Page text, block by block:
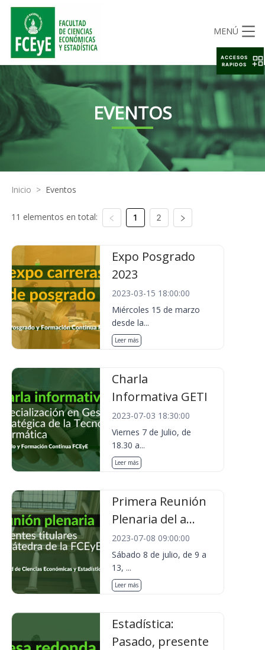
MENÚ
EVENTOS
Inicio > Eventos
11 elementos en total: 1 2
Expo Posgrado
2023
2023-03-15 18:00:00
Miércoles 15 de marzo
desde la...
Leer más
Charla
Informativa GETI
2023-07-03 18:30:00
Viernes 7 de Julio, de
18.30 a...
Leer más
Primera Reunión
Plenaria del a...
2023-07-08 09:00:00
Sábado 8 de julio, de 9 a
13, ...
Leer más
Estadística:
Pasado, presente
ACCESOS
RAPIDOS